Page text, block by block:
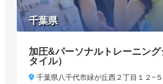
千葉県
加圧&パーソナルトレーニン
タイル）
千葉県八千代市緑が丘西２丁目１２−